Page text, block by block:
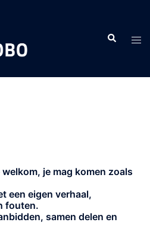
Search
je mag komen zoals
een eigen verhaal,
fouten.
samen delen en